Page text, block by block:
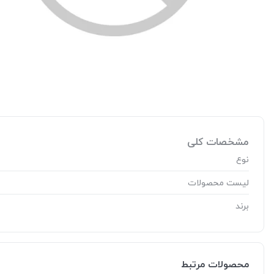
مشخصات کلی
نوع
لیست محصولات
برند
محصولات مرتبط